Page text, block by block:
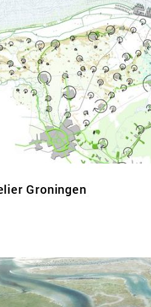
Groningen